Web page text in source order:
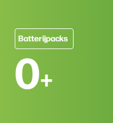
Batterijpacks
0+